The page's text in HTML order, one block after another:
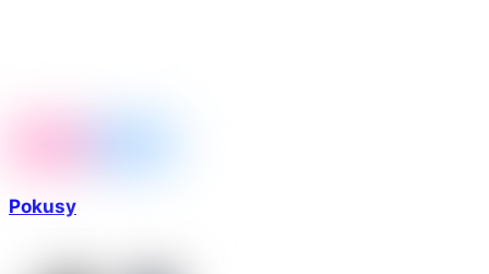
Pokusy